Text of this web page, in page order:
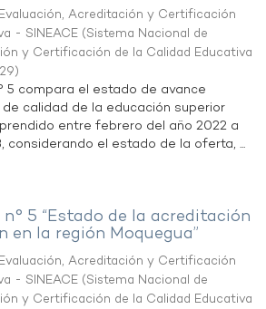
Acreditación y Certificación
- SINEACE (Sistema Nacional de
y Certificación de la Calidad Educativa
)
5 compara el estado de avance
calidad de la educación superior
entre febrero del año 2022 a
considerando el estado de la oferta, ...
5 “Estado de la acreditación
la región Moquegua”
Acreditación y Certificación
- SINEACE (Sistema Nacional de
y Certificación de la Calidad Educativa